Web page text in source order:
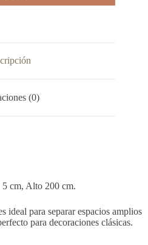
(0)
cm, Alto 200 cm.
ideal para separar espacios amplios
para decoraciones clásicas.